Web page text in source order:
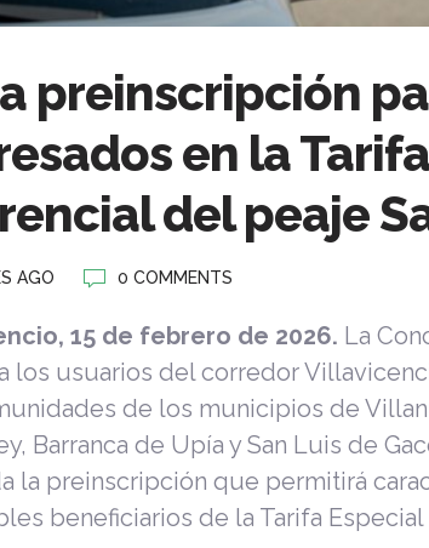
preinscripción
en la
del peaje
AGO 0 COMMENTS
15 de febrero de 2026. La
los usuarios del corredor
de los municipios de
Barranca de Upía y San Luis de
la preinscripción que permitirá
beneficiarios de la Tarifa